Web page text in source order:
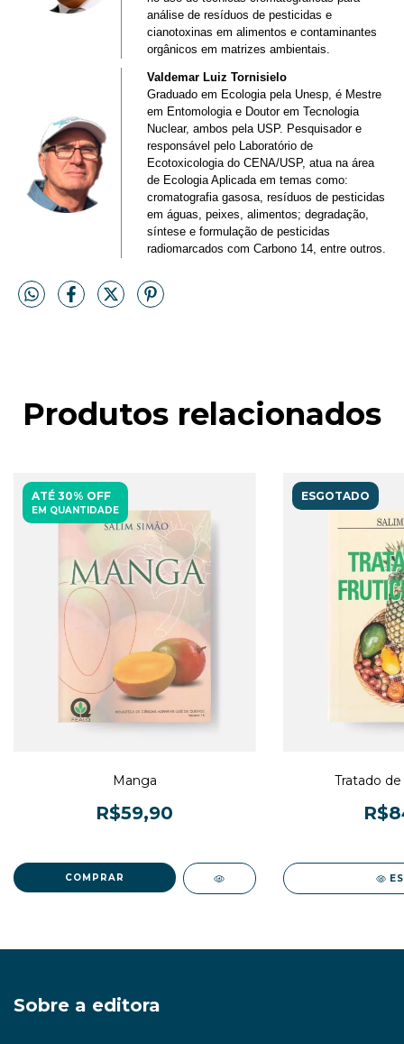
análise de resíduos de pesticidas e
cianotoxinas em alimentos e contaminantes
orgânicos em matrizes ambientais.
Valdemar Luiz Tornisielo
Graduado em Ecologia pela Unesp, é Mestre
em Entomologia e Doutor em Tecnologia
Nuclear, ambos pela USP. Pesquisador e
responsável pelo Laboratório de
Ecotoxicologia do CENA/USP, atua na área
de Ecologia Aplicada em temas como:
cromatografia gasosa, resíduos de pesticidas
em águas, peixes, alimentos; degradação,
síntese e formulação de pesticidas
radiomarcados com Carbono 14, entre outros.
Produtos relacionados
ATÉ 30% OFF
EM QUANTIDADE
Manga
R$59,90
ESGOTADO
Tratado
Sobre a editora